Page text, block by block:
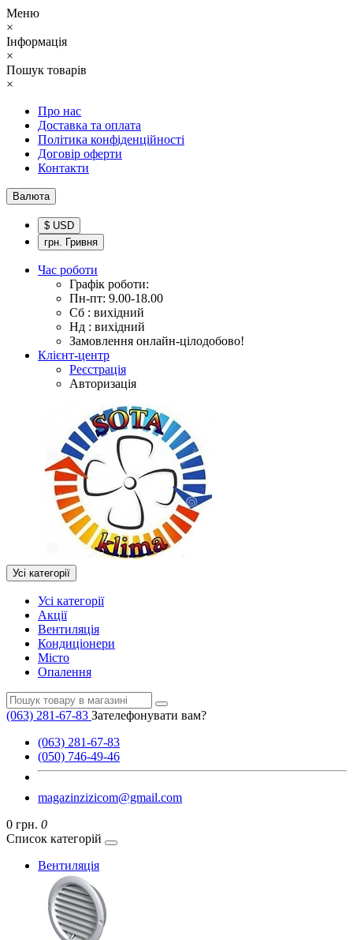
Меню
×
Інформація
×
Пошук товарів
×
Про нас
Доставка та оплата
Політика конфіденційності
Договір оферти
Контакти
Валюта
$ USD
грн. Гривня
Час роботи
Графік роботи:
Пн-пт: 9.00-18.00
Сб : вихідний
Нд : вихідний
Замовлення онлайн-цілодобово!
Клієнт-центр
Реєстрація
Авторизація
Усі категорії
Усі категорії
Акції
Вентиляція
Кондиціонери
Місто
Опалення
(063) 281-67-83 Зателефонувати вам?
(063) 281-67-83
(050) 746-49-46
magazinzizicom@gmail.com
0 грн. 0
Список категорій
Вентиляція